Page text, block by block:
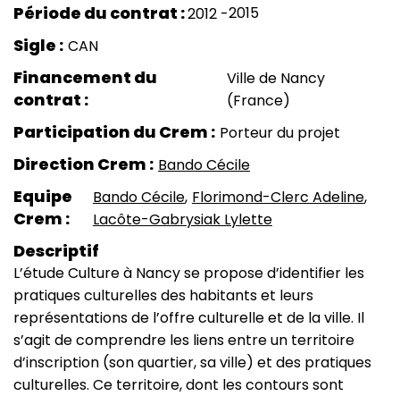
2012 2015
Sigle CAN
Financement du
contrat
Ville de Nancy
(France)
Participation du Crem Porteur du projet
Direction Crem Bando Cécile
Equipe
Crem
Bando Cécile Florimond-Clerc Adeline
Lacôte-Gabrysiak Lylette
Descriptif
L’étude Culture à Nancy se propose d’identifier les
pratiques culturelles des habitants et leurs
représentations de l’offre culturelle et de la ville. Il
s’agit de comprendre les liens entre un territoire
d’inscription (son quartier, sa ville) et des pratiques
culturelles. Ce territoire, dont les contours sont